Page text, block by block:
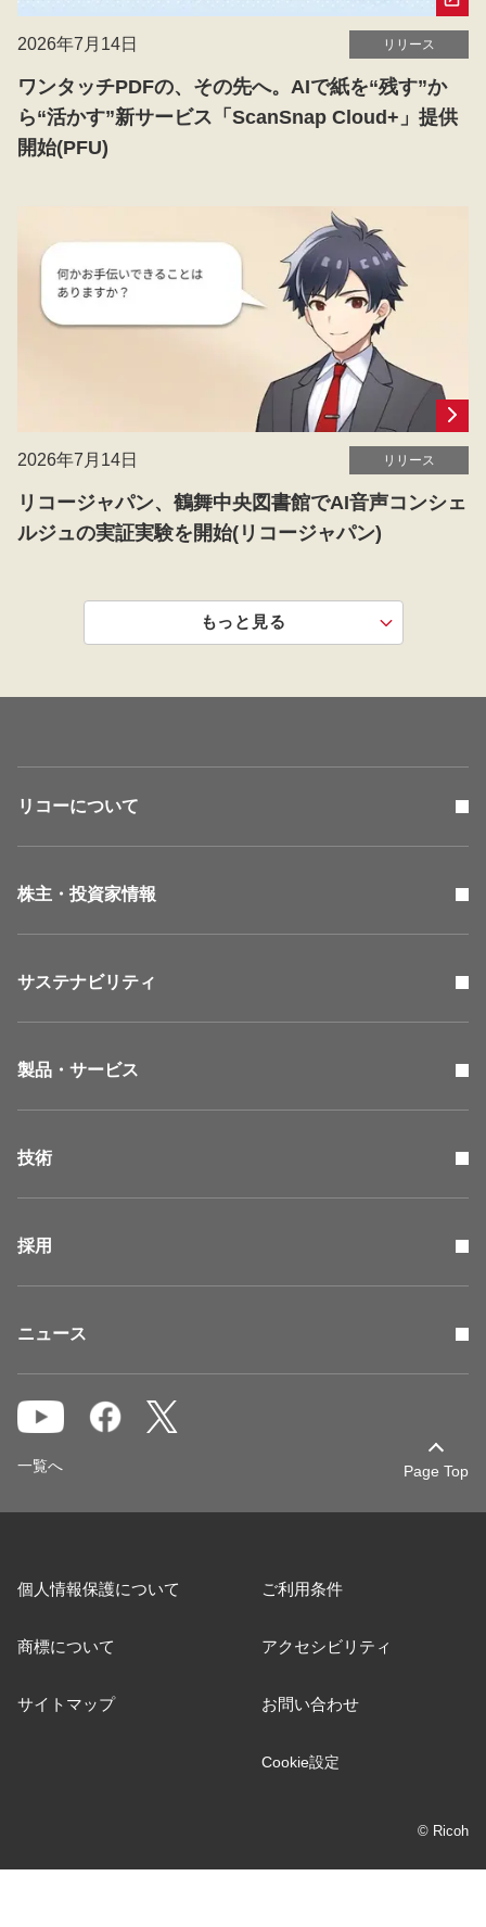
ワンタッチPDFの、その先へ。AIで紙を“残す”か
ら“活かす”新サービス「ScanSnap Cloud+」提供
開始(PFU)
2026年7月14日 リリース
リコージャパン、鶴舞中央図書館でAI音声コンシェ
ルジュの実証実験を開始(リコージャパン)
2026年7月14日 リリース
もっと見る
リコーについて
株主・投資家情報
サステナビリティ
製品・サービス
技術
採用
ニュース
Page Top
一覧へ
個人情報保護について ご利用条件
商標について アクセシビリティ
サイトマップ お問い合わせ
Cookie設定
© Ricoh